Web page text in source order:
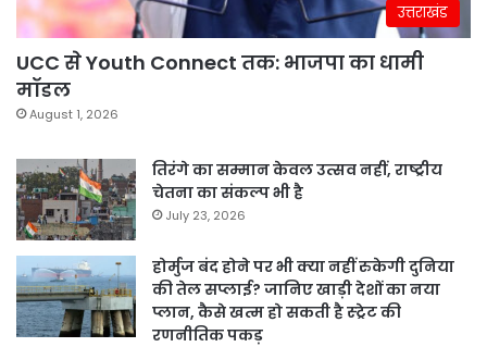
उत्तराखंड
UCC से Youth Connect तक: भाजपा का धामी
मॉडल
August 1, 2026
तिरंगे का सम्मान केवल उत्सव नहीं, राष्ट्रीय
चेतना का संकल्प भी है
July 23, 2026
होर्मुज बंद होने पर भी क्या नहीं रुकेगी दुनिया
की तेल सप्लाई? जानिए खाड़ी देशों का नया
प्लान, कैसे खत्म हो सकती है स्ट्रेट की
रणनीतिक पकड़